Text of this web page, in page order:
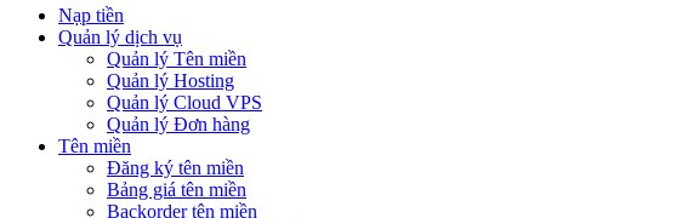
Nạp tiền
Quản lý dịch vụ
Quản lý Tên miền
Quản lý Hosting
Quản lý Cloud VPS
Quản lý Đơn hàng
Tên miền
Đăng ký tên miền
Bảng giá tên miền
Backorder tên miền